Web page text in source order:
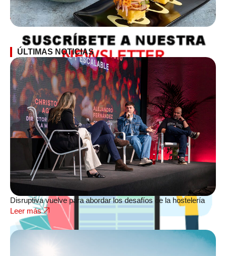
SUSCRÍBETE A LA NEWSLETTER
ÚLTIMAS NOTICIAS
Disruptiva vuelve para abordar los desafíos de la hostelería
Leer más